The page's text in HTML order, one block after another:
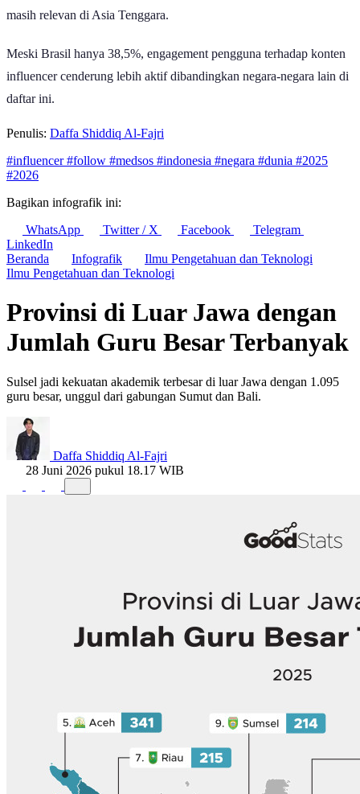
masih relevan di Asia Tenggara.
Meski Brasil hanya 38,5%, engagement pengguna terhadap konten
influencer cenderung lebih aktif dibandingkan negara-negara lain di
daftar ini.
Penulis: Daffa Shiddiq Al-Fajri
#influencer#follow #medsos #indonesia #negara #dunia #2025
#2026
Bagikan infografik ini:
WhatsApp
Twitter / X Facebook
Telegram
LinkedIn
Beranda
Infografik
Ilmu Pengetahuan dan Teknologi
Ilmu Pengetahuan dan Teknologi
Provinsi di Luar Jawa dengan
Jumlah Guru Besar Terbanyak
Sulsel jadi kekuatan akademik terbesar di luar Jawa dengan 1.095
guru besar, unggul dari gabungan Sumut dan Bali.
Daffa Shiddiq Al-Fajri
28 Juni 2026 pukul 18.17 WIB